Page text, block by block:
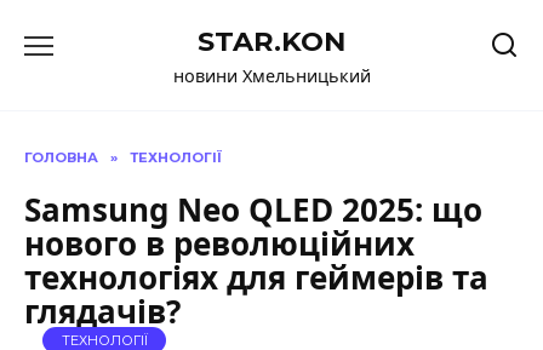
до
STAR.KON
новини Хмельницький
ГОЛОВНА » ТЕХНОЛОГІЇ
Samsung Neo QLED 2025: що
нового в революційних
технологіях для геймерів та
глядачів?
ТЕХНОЛОГІЇ